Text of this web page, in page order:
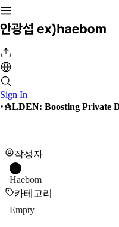
Sign In
ALDEN: Boosting Private
작성자
Haebom
카테고리
Empty